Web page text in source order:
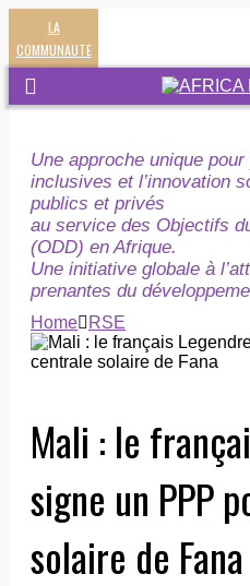
LA
COMMUNAUTE
Une approche unique
inclusives et l’innovation
publics et privés
au service des Objectifs
(ODD) en Afrique.
Une initiative globale à
prenantes du
Home RSE
Mali : le
signe un PPP
solaire de Fana